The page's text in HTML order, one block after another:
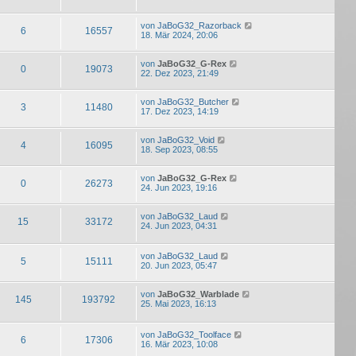
6 16557 von JaBoG32_Razorback
18. Mär 2024, 20:06
0 19073 von JaBoG32_G-Rex
22. Dez 2023, 21:49
3 11480 von JaBoG32_Butcher
17. Dez 2023, 14:19
4 16095 von JaBoG32_Void
18. Sep 2023, 08:55
0 26273 von JaBoG32_G-Rex
24. Jun 2023, 19:16
15 33172 von JaBoG32_Laud
24. Jun 2023, 04:31
5 15111 von JaBoG32_Laud
20. Jun 2023, 05:47
145 193792 von JaBoG32_Warblade
25. Mai 2023, 16:13
6 17306 von JaBoG32_Toolface
16. Mär 2023, 10:08